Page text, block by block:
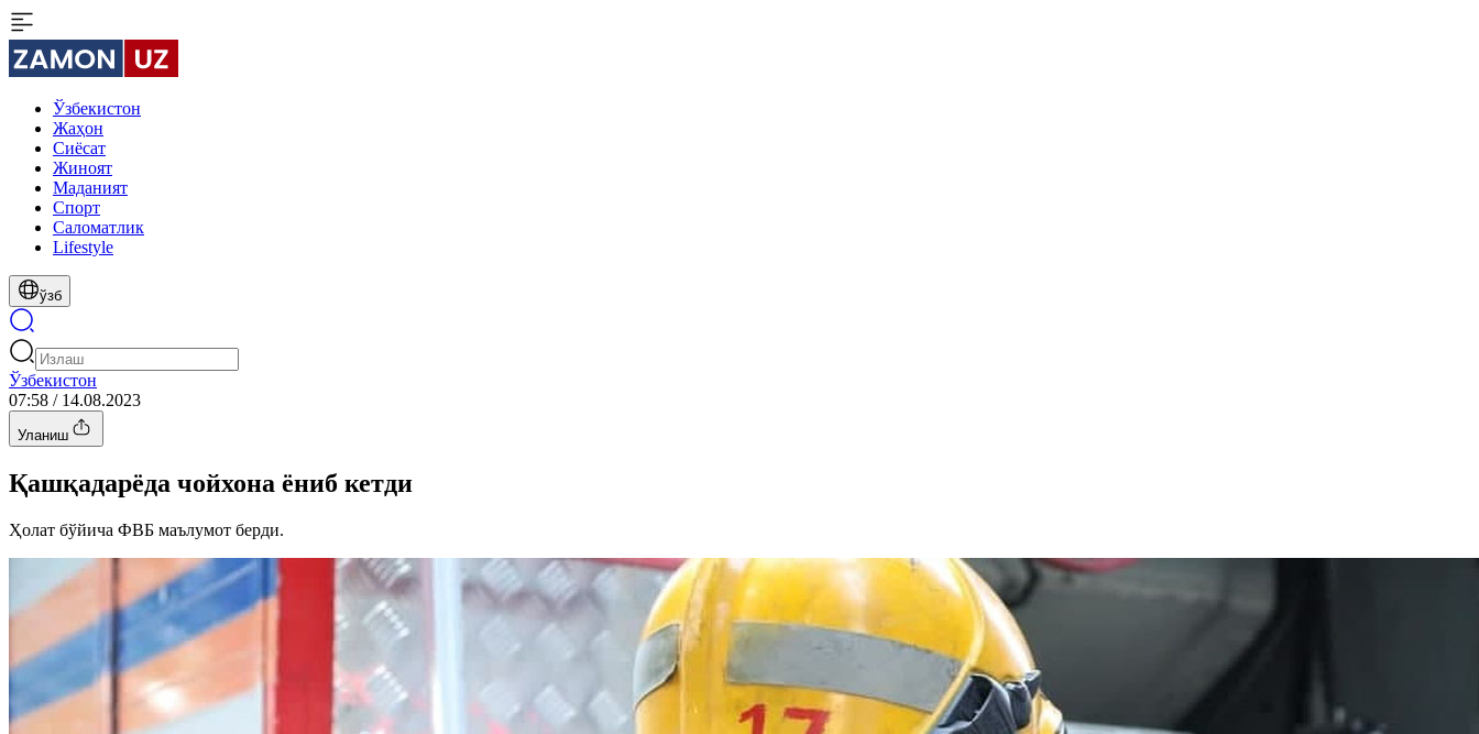
Ўзбекистон
Жаҳон
Сиёсат
Жиноят
Маданият
Спорт
Cаломатлик
Lifestyle
ўзб
Ўзбекистон
07:58 / 14.08.2023
Уланиш
Қашқадарёда чойхона ёниб кетди
Ҳолат бўйича ФВБ маълумот берди.